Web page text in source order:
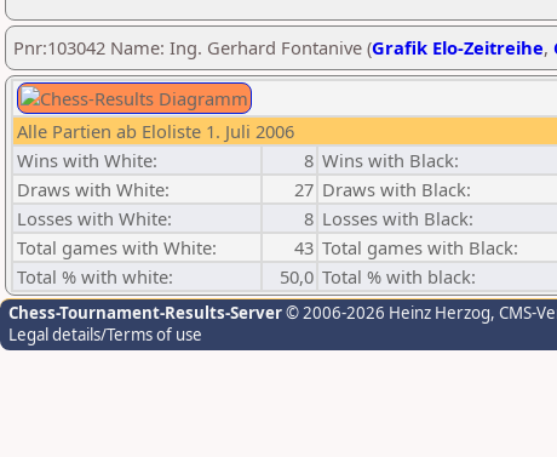
Pnr:103042 Name: Ing. Gerhard Fontanive (Grafik Elo-Zeitreihe,
Alle Partien ab Eloliste 1. Juli 2006
Wins with White:
8 Wins with Black:
Draws with White:
27 Draws with Black:
Losses with White:
8 Losses with Black:
Total games with White:
43 Total games with Black:
Total % with white:
50,0 Total % with black:
Chess-Tournament-Results-Server© 2006-2026 Heinz Herzog, CMS-
Legal details/Terms of use